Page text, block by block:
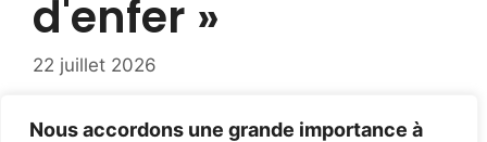
Nous accordons une grande importance à
d'enfer »
22 juillet 2026